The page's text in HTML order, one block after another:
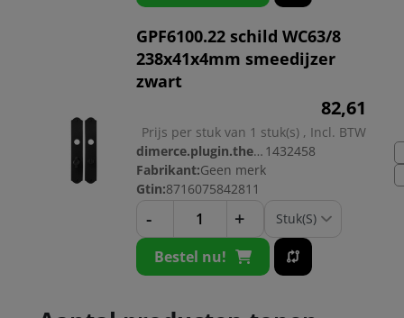
GPF6100.22 schild WC63/8
238x41x4mm smeedijzer
zwart
82,61
Prijs per stuk van 1 stuk(s) , Incl. BTW
dimerce.plugin.theme.productnr: 1432458
Fabrikant:Geen merk
Gtin:8716075842811
- +
Bestel nu!